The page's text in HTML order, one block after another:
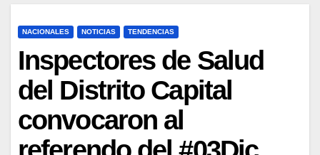
NACIONALES NOTICIAS TENDENCIAS
Inspectores de Salud
del Distrito Capital
convocaron al